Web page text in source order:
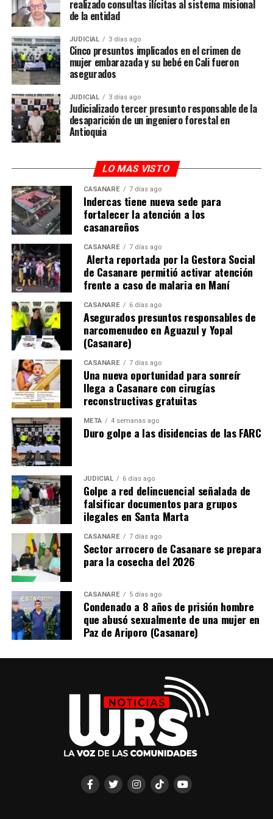
realizado consultas ilícitas al sistema misional
de la entidad
JUDICIAL 3 días ago
Cinco presuntos implicados en el crimen de
mujer embarazada y su bebé en Cali fueron
asegurados
JUDICIAL 3 días ago
Judicializado tercer presunto responsable de la
desaparición de un ingeniero forestal en
Antioquia
LO MAS VISTO
CASANARE 7 días ago
Indercas tiene nueva sede para
fortalecer la atención a los
casanareños
CASANARE 7 días ago
Alerta reportada por la Gestora Social
de Casanare permitió activar atención
frente a caso de malaria en Maní
CASANARE 6 días ago
Asegurados presuntos responsables de
narcomenudeo en Aguazul y Yopal
(Casanare)
CASANARE 7 días ago
Una nueva oportunidad para sonreír
llega a Casanare con cirugías
reconstructivas gratuitas
META 4 semanas ago
Duro golpe a las disidencias de las FARC
JUDICIAL 6 días ago
Golpe a red delincuencial señalada de
falsificar documentos para grupos
ilegales en Santa Marta
CASANARE 7 días ago
Sector arrocero de Casanare se prepara
para la cosecha del 2026
CASANARE 5 días ago
Condenado a 8 años de prisión hombre
que abusó sexualmente de una mujer en
Paz de Ariporo (Casanare)